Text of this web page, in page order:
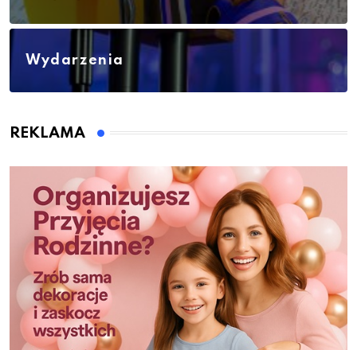
Wydarzenia
REKLAMA